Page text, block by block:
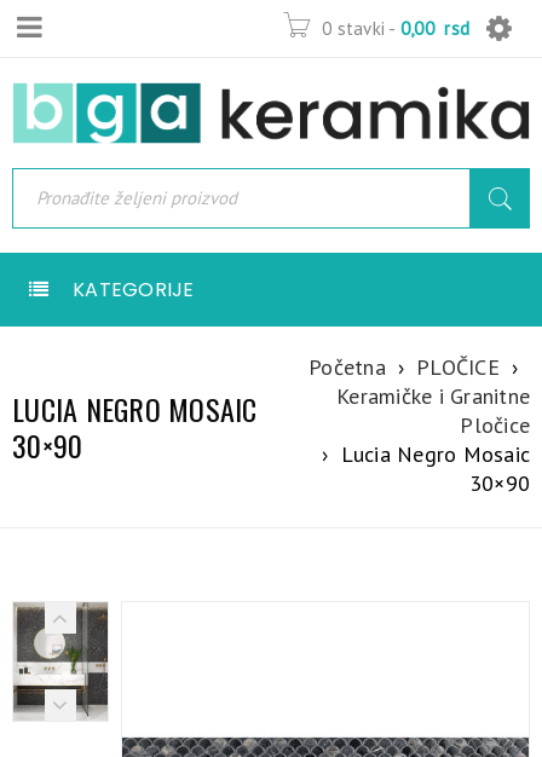
0 stavki - 0,00 rsd
KATEGORIJE
LUCIA NEGRO MOSAIC
30×90
Početna › PLOČICE ›
Keramičke i Granitne
Pločice
› Lucia Negro Mosaic
30×90